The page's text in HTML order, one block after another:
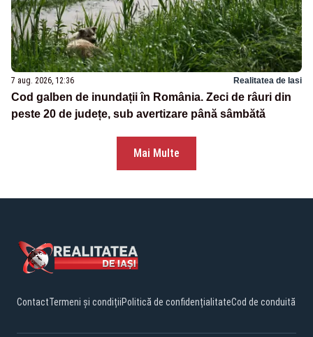
7 aug. 2026, 12:36 Realitatea de Iasi
Cod galben de inundații în România. Zeci de râuri din
peste 20 de județe, sub avertizare până sâmbătă
Mai Multe
ContactTermeni și condițiiPolitică de confidențialitateCod de conduită